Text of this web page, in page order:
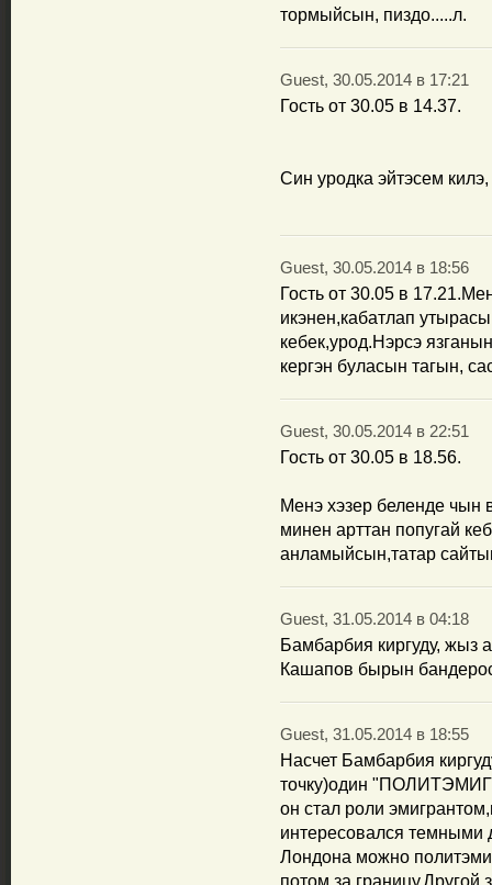
тормыйсын, пиздо.....л.
Guest, 30.05.2014 в 17:21
Гость от 30.05 в 14.37.
Син уродка эйтэсем
Guest, 30.05.2014 в 18:56
Гость от 30.05 в
икэнен,кабатлап
кебек,урод.Нэрсэ
кергэн буласын тагын,
Guest, 30.05.2014 в 22:51
Гость от 30.05 в 18.56.
Менэ хэзер беленде чын
минен арттан попугай
анламыйсын,татар
Guest, 31.05.2014 в 04:18
Бамбарбия киргуду, жыз
Кашапов бырын
Guest, 31.05.2014 в 18:55
Насчет Бамбарбия
точку)один
он стал роли
интересовался темными
Лондона можно
потом за